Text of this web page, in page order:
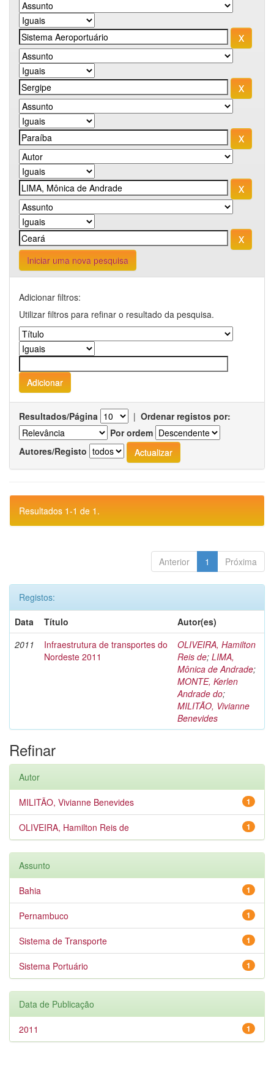
Iniciar uma nova pesquisa
Adicionar filtros:
Utilizar filtros para refinar o resultado da pesquisa.
Resultados/Página | Ordenar registos por:
Por ordem
Autores/Registo
Resultados 1-1 de 1.
Anterior 1 Próxima
Registos:
Data
Título
Autor(es)
2011
Infraestrutura de transportes do
Nordeste 2011
OLIVEIRA, Hamilton
Reis de; LIMA,
Mônica de Andrade;
MONTE, Kerlen
Andrade do;
MILITÃO, Vivianne
Benevides
Refinar
Autor
1
MILITÃO, Vivianne Benevides
1
OLIVEIRA, Hamilton Reis de
Assunto
1
Bahia
1
Pernambuco
1
Sistema de Transporte
1
Sistema Portuário
Data de Publicação
1
2011